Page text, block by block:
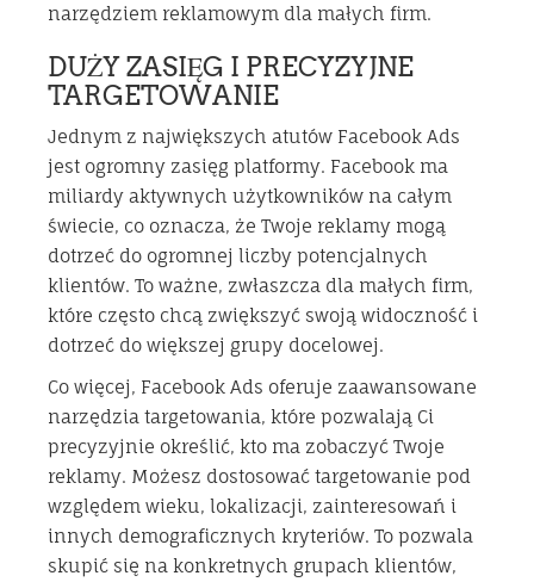
narzędziem reklamowym dla małych firm.
DUŻY ZASIĘG I PRECYZYJNE
TARGETOWANIE
Jednym z największych atutów Facebook Ads
jest ogromny zasięg platformy. Facebook ma
miliardy aktywnych użytkowników na całym
świecie, co oznacza, że Twoje reklamy mogą
dotrzeć do ogromnej liczby potencjalnych
klientów. To ważne, zwłaszcza dla małych firm,
które często chcą zwiększyć swoją widoczność i
dotrzeć do większej grupy docelowej.
Co więcej, Facebook Ads oferuje zaawansowane
narzędzia targetowania, które pozwalają Ci
precyzyjnie określić, kto ma zobaczyć Twoje
reklamy. Możesz dostosować targetowanie pod
względem wieku, lokalizacji, zainteresowań i
innych demograficznych kryteriów. To pozwala
skupić się na konkretnych grupach klientów,